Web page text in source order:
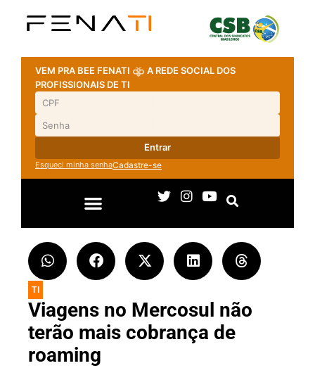
VEM PRA BEE FENATI
A REDE SOCIAL DOS
PROFISSIONAIS DE TI
Entrar
Esqueci minha senhaCadastre-se
TI
Viagens no Mercosul não
terão mais cobrança de
roaming